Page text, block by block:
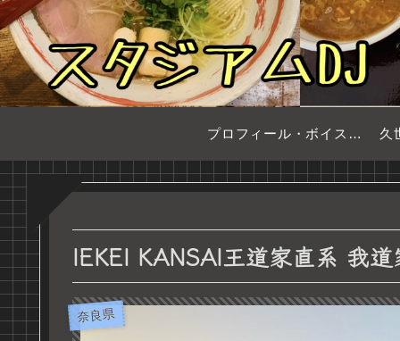
プロフィール・ボイスサンプル 久
IEKEI KANSAI王道家直系 我道
奈良県